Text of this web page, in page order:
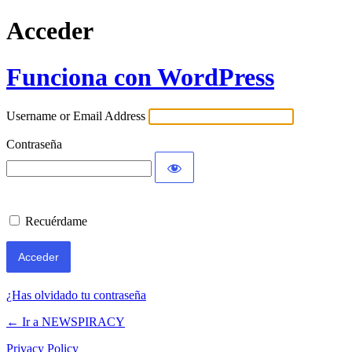
Acceder
Funciona con WordPress
Username or Email Address
Contraseña
Recuérdame
¿Has olvidado tu contraseña
← Ir a NEWSPIRACY
Privacy Policy